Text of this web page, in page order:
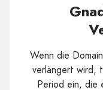
Wenn die
verlängert wird,
Period ein, die